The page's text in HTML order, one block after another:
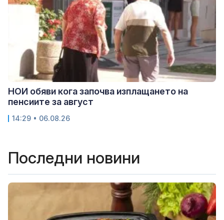
НОИ обяви кога започва изплащането на
пенсиите за август
14:29 • 06.08.26
Последни новини